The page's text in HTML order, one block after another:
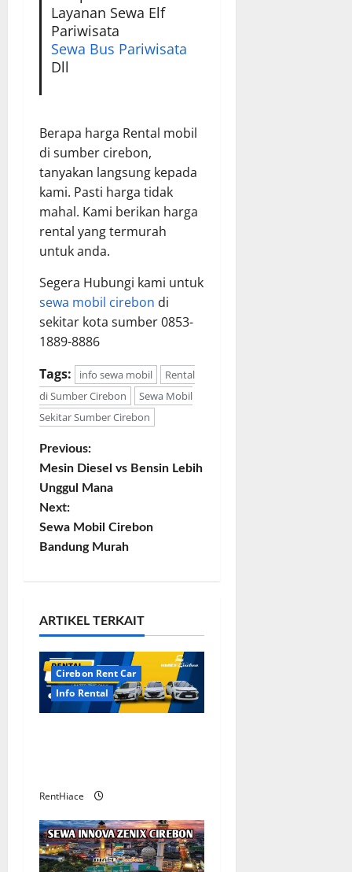
Layanan Sewa Elf
Pariwisata
Sewa Bus Pariwisata
Dll
Berapa harga Rental mobil
di sumber cirebon,
tanyakan langsung kepada
kami. Pasti harga tidak
mahal. Kami berikan harga
rental yang termurah
untuk anda.
Segera Hubungi kami untuk
sewa mobil cirebon di
sekitar kota sumber 0853-
1889-8886
Tags:
info sewa mobil
Rental
di Sumber Cirebon
Sewa Mobil
Sekitar Sumber Cirebon
P
o
s
t
a
v
i
g
i
o
Previous:
Mesin Diesel vs Bensin Lebih
Unggul Mana
Next:
Sewa Mobil Cirebon
Bandung Murah
ARTIKEL TERKAIT
Cirebon Rent Car
Info Rental
RentHiace